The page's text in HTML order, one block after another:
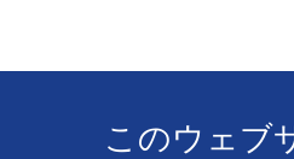
このウェブ